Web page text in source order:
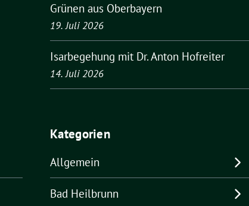
Grünen aus Oberbayern
19. Juli 2026
Isarbegehung mit Dr. Anton Hofreiter
14. Juli 2026
Kategorien
Allgemein
Bad Heilbrunn